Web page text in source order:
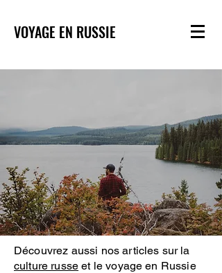
VOYAGE EN RUSSIE
Découvrez aussi nos articles sur la
culture russe et le voyage en Russie